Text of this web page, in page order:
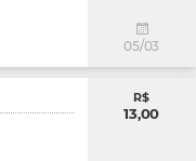
05/03
R$
13,00